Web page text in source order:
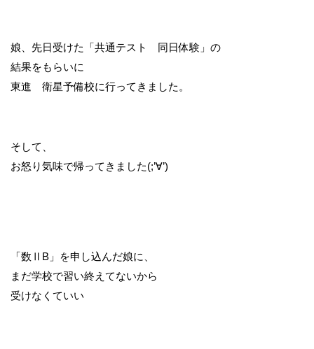
娘、先日受けた「共通テスト 同日体験」の
結果をもらいに
東進 衛星予備校に行ってきました。
そして、
お怒り気味で帰ってきました(;’∀’)
「数ⅡB」を申し込んだ娘に、
まだ学校で習い終えてないから
受けなくていい